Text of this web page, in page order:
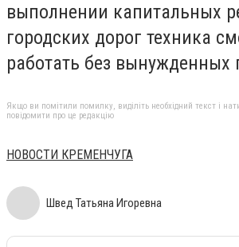
выполнении капитальных
городских дорог техника
работать без вынужденных
Якщо ви помітили помилку, виділіть необхідний текст і
повідомити про це редакцію
НОВОСТИ КРЕМЕНЧУГА
Швед Татьяна Игоревна